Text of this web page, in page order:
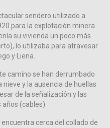
sendero utilizado a
para la explotación minera.
su vivienda un poco más
lo utilizaba para atravesar
y Liena.
camino se han derrumbado
y la ausencia de huellas
de la señalización y las
(cables).
cerca del collado de